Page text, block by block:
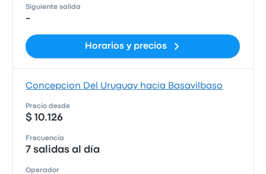
Siguiente salida
-
Horarios y precios
Concepcion Del Uruguay hacia Basavilbaso
Precio desde
$ 10.126
Frecuencia
7 salidas al día
Operador